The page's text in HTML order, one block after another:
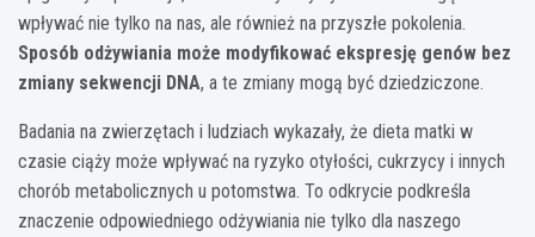
wpływać nie tylko na nas, ale również na przyszłe pokolenia.
Sposób odżywiania może modyfikować ekspresję genów bez
zmiany sekwencji DNA, a te zmiany mogą być dziedziczone.
Badania na zwierzętach i ludziach wykazały, że dieta matki w
czasie ciąży może wpływać na ryzyko otyłości, cukrzycy i innych
chorób metabolicznych u potomstwa. To odkrycie podkreśla
znaczenie odpowiedniego odżywiania nie tylko dla naszego